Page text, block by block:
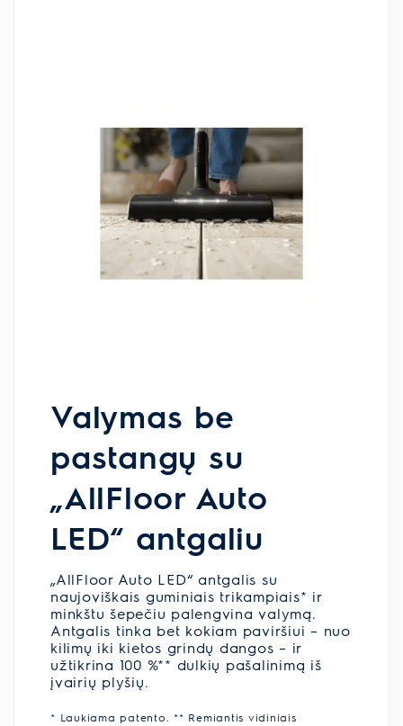
Valymas be
pastangų su
„AllFloor Auto
LED“ antgaliu
„AllFloor Auto LED“ antgalis su
naujoviškais guminiais trikampiais* ir
minkštu šepečiu palengvina valymą.
Antgalis tinka bet kokiam paviršiui – nuo
kilimų iki kietos grindų dangos – ir
užtikrina 100 %** dulkių pašalinimą iš
įvairių plyšių.
* Laukiama patento.​ ** Remiantis vidiniais